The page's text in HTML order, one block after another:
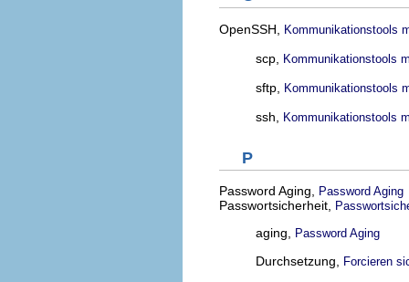
OpenSSH, Kommunikationstools
scp, Kommunikationstools
sftp, Kommunikationstools
ssh, Kommunikationstools
P
Password Aging, Password Aging
Passwortsicherheit,
aging, Password Aging
Durchsetzung, Forcieren